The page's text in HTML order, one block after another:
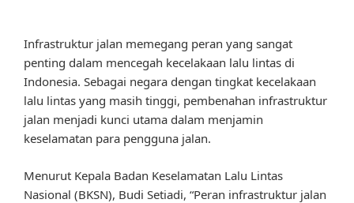
Infrastruktur jalan memegang peran yang sangat
penting dalam mencegah kecelakaan lalu lintas di
Indonesia. Sebagai negara dengan tingkat kecelakaan
lalu lintas yang masih tinggi, pembenahan infrastruktur
jalan menjadi kunci utama dalam menjamin
keselamatan para pengguna jalan.
Menurut Kepala Badan Keselamatan Lalu Lintas
Nasional (BKSN), Budi Setiadi, “Peran infrastruktur jalan